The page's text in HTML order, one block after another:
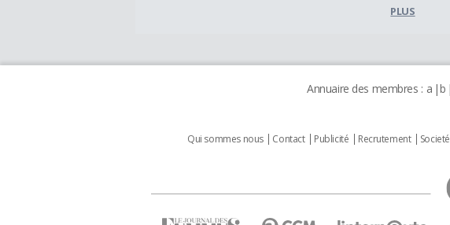
PLUS
Annuaire des membres : a b
Qui sommes nous Contact Publicité Recrutement Societé